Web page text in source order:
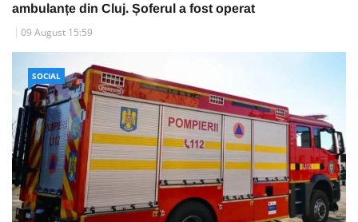
ambulanțe din Cluj. Șoferul a fost operat
09 August 15:59
SOCIAL